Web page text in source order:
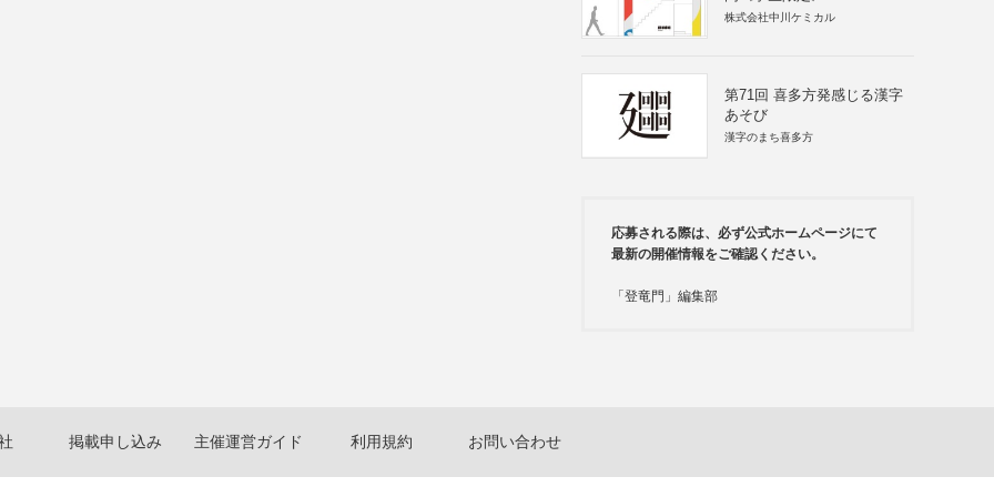
株式会社中川ケミカル
第71回 喜多方発感じる漢字
あそび
漢字のまち喜多方
応募される際は、必ず公式ホームページにて
最新の開催情報をご確認ください。
「登竜門」編集部
掲載申し込み 主催運営ガイド 利用規約 お問い合わせ